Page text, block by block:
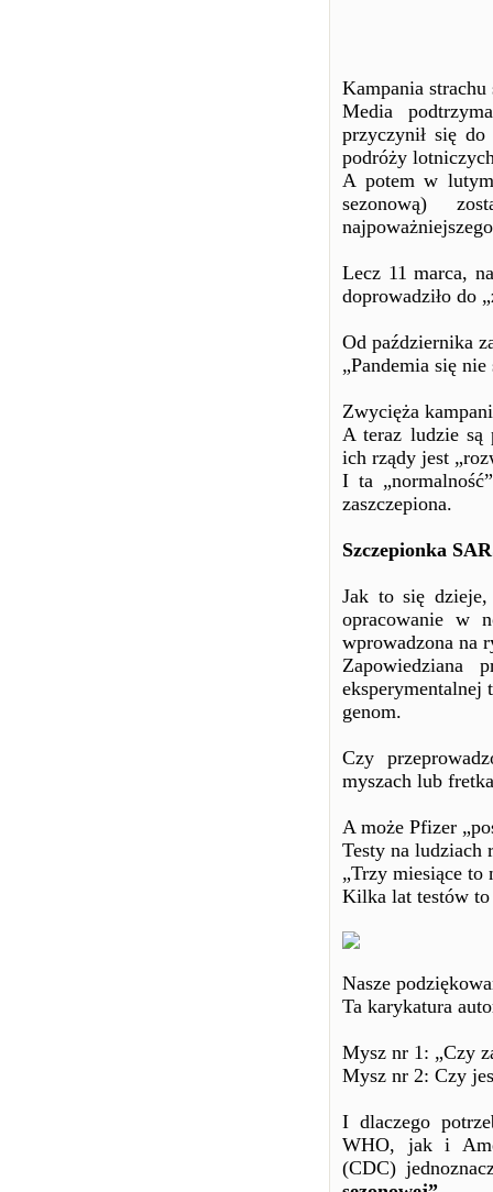
Kampania strachu
Media
przyczynił się
podróży
A potem w
sezonową)
Lecz 11 marca,
doprowadziło do
Od października
„Pandemia się nie
Zwycięża
A teraz ludzie są
ich rządy jest
I ta
zaszczepiona.
Szczepionka
Jak to się
opracowanie w
wprowadzona na
Zapowiedziana
genom.
Czy
myszach lub
A może Pfizer
Testy na ludziach
„Trzy miesiące to
Kilka lat testów
Nasze
Ta karykatura
Mysz nr 1: „Czy
Mysz nr 2: Czy
I dlaczego
WHO, jak i
(CDC)